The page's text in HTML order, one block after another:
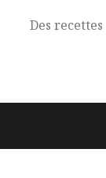
Des